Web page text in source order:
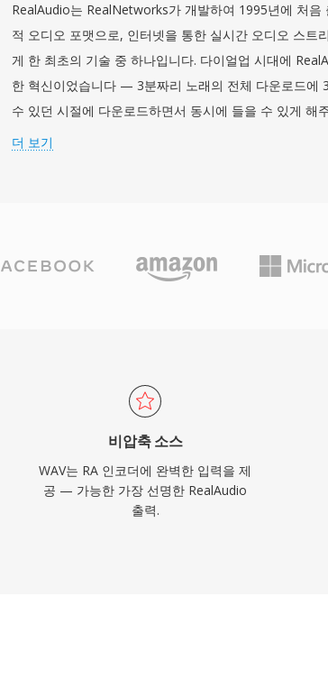
호되는 선택입니다. WAV는 또한 INFO 및 BWF 청크를
타데이터를 지원하여 타임스탬프와 프로덕션 노트가 가
요 절충점은 파일 크기로 — CD 품질 스테레오 1분이
지 — 그리고 32비트 RIFF 구조가 4 GB 제한을 부과하지
이 한계를 없앱니다.
RealAudio는 RealNetworks가 개발하여 1995년에 처음
적 오디오 포맷으로, 인터넷을 통한 실시간 오디오 스트
게 한 최초의 기술 중 하나입니다. 다이얼업 시대에
한 혁신이었습니다 — 3분짜리 노래의 전체 다운로드에
수 있던 시절에 다운로드하면서 동시에 들을 수 있게 해
는 패러다임의 전환이었습니다. 이 포맷은 여러 코덱 세대
도록 설계된 버퍼링 알고리즘을 지원합니다. 전성기에는
가 수억 대의 PC에 설치되었으며, BBC와 NPR 같은 방송
의 방대한 RA 콘텐츠 아카이브가 여전히 존재하며 현재
재생을 위한 변환이 필요합니다.
더 보기
비압축 소스
WAV는 RA 인코더에 완벽한 입력을 제
공 — 가능한 가장 선명한 RealAudio
출력.